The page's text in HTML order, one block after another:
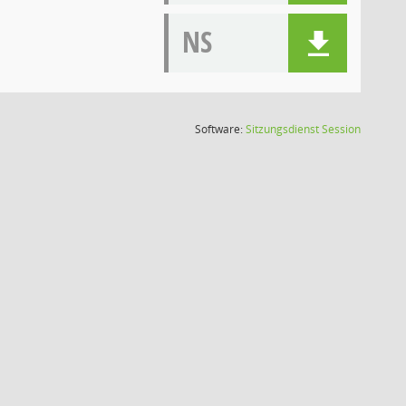
NS
Software:SitzungsdienstSession(Wird in